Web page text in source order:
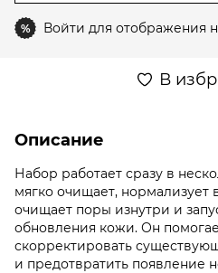
% Войти для отображения
В
Описание
Набор работает сразу в
мягко очищает, нормализует
очищает поры изнутри и
обновления кожи. Он
скорректировать
и предотвратить появление